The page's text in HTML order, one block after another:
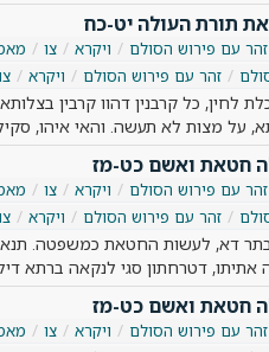
תורת העולה יט-כח
זהר עם פירוש הסולם ויקרא צו
זהר עם פירוש הסולם ויקרא
לחין, כל קרבנין דהוו קרבין
על מצות לא תעשה. והאי איהו,
חטאת ואשם כט-מז
זהר עם פירוש הסולם ויקרא צו
זהר עם פירוש הסולם ויקרא
דא, לעשות החטאת כמשפטה.
דטרחתון סגי לנקאה ברתא
חטאת ואשם כט-מז
זהר עם פירוש הסולם ויקרא צו